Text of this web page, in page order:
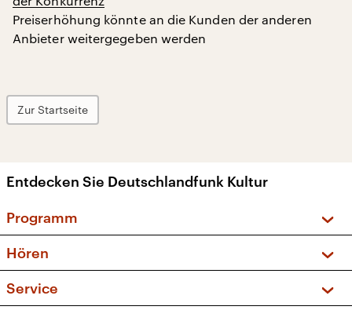
Preiserhöhung könnte an die Kunden der anderen
Anbieter weitergegeben werden
Zur Startseite
Entdecken Sie Deutschlandfunk Kultur
Programm
Sendungen und Podcasts
Musikliste
Hören
Service